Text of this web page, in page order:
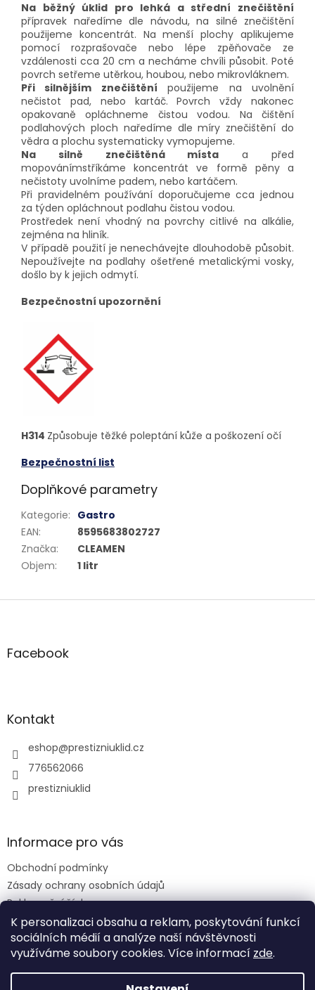
K personalizaci obsahu a reklam, poskytování funkcí
sociálních médií a analýze naší návštěvnosti
využíváme soubory cookies. Více informací zde.
Na běžný úklid pro lehká a střední znečištění
přípravek naředíme dle návodu, na silné znečištění
použijeme koncentrát. Na menší plochy aplikujeme
pomocí rozprašovače nebo lépe zpěňovače ze
vzdálenosti cca 20 cm a necháme chvíli působit. Poté
povrch setřeme utěrkou, houbou, nebo mikrovláknem.
Při silnějším znečištění použijeme na uvolnění
nečistot pad, nebo kartáč. Povrch vždy nakonec
opakovaně opláchneme čistou vodou. Na čištění
podlahových ploch naředíme dle míry znečištění do
vědra a plochu systematicky vymopujeme.
Na silně znečištěná místa a před
mopovánímstříkáme koncentrát ve formě pěny a
nečistoty uvolníme padem, nebo kartáčem.
Při pravidelném používání doporučujeme cca jednou
za týden opláchnout podlahu čistou vodou.
Prostředek není vhodný na povrchy citlivé na alkálie,
zejména na hliník.
V případě použití je nenechávejte dlouhodobě působit.
Nepoužívejte na podlahy ošetřené metalickými vosky,
došlo by k jejich odmytí.
Bezpečnostní upozornění
H314 Způsobuje těžké poleptání kůže a poškození očí
Bezpečnostní list
Doplňkové parametry
Kategorie: Gastro
EAN:
8595683802727
Značka:
CLEAMEN
Objem: 1 litr
Z
aFacebook
Kontakt
eshop@prestizniuklid.cz
776562066
prestizniuklid
Informace pro vás
Obchodní podmínky
Zásady ochrany osobních údajů
Reklamační řád